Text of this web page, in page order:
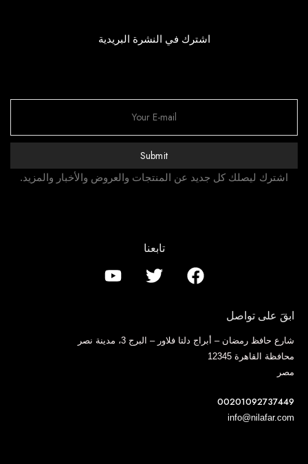
اشترك في النشرة البريدية
Submit
اشترك ليصلك كل جديد عن المنتجات والعروض والأخبار والمزيد.
تابعنا
ابقَ على تواصل
شارع حافظ رمضان – أبراج دلتا فلاور – البرج 3، مدينة نصر
محافظة القاهرة 12345
مصر
00201092737449
info@nilafar.com